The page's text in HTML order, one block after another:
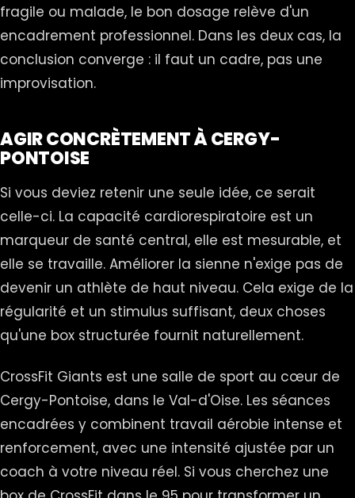
fragile ou malade, le bon dosage relève d'un
encadrement professionnel. Dans les deux cas, la
conclusion converge : il faut un cadre, pas une
improvisation.
AGIR CONCRÈTEMENT À CERGY-
PONTOISE
Si vous deviez retenir une seule idée, ce serait
celle-ci. La capacité cardiorespiratoire est un
marqueur de santé central, elle est mesurable, et
elle se travaille. Améliorer la sienne n'exige pas de
devenir un athlète de haut niveau. Cela exige de la
régularité et un stimulus suffisant, deux choses
qu'une box structurée fournit naturellement.
CrossFit Giants est une salle de sport au cœur de
Cergy-Pontoise, dans le Val-d'Oise. Les séances
encadrées y combinent travail aérobie intense et
renforcement, avec une intensité ajustée par un
coach à votre niveau réel. Si vous cherchez une